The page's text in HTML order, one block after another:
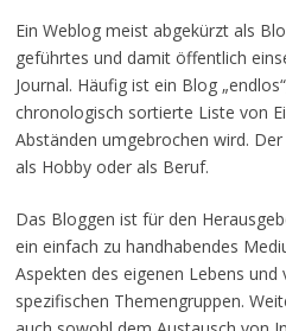
Ein Weblog meist abgekürzt als
geführtes und damit öffentlich
Journal. Häufig ist ein Blog
chronologisch sortierte Liste von
Abständen umgebrochen wird.
als Hobby oder als Beruf.
Das Bloggen ist für den
ein einfach zu handhabendes
Aspekten des eigenen Lebens
spezifischen Themengruppen.